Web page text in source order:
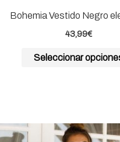
Bohemia Vestido Negro
43,99€
Seleccionar